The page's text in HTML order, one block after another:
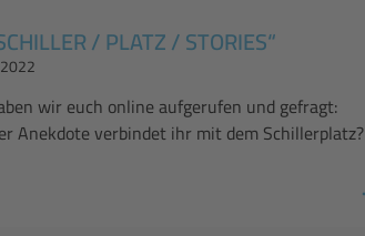
/ PLATZ / STORIES“
wir euch online aufgerufen und gefragt:
Anekdote verbindet ihr mit dem Schillerplatz?